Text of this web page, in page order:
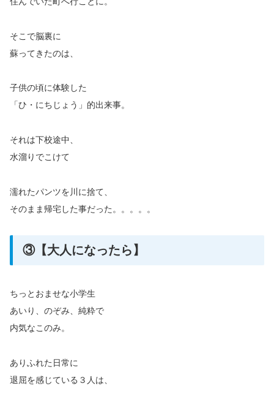
そこで脳裏に
蘇ってきたのは、
子供の頃に体験した
「ひ・にちじょう」的出来事。
それは下校途中、
水溜りでこけて
濡れたパンツを川に捨て、
そのまま帰宅した事だった。。。。。
③【大人になったら】
ちっとおませな小学生
あいり、のぞみ、純粋で
内気なこのみ。
ありふれた日常に
退屈を感じている３人は、